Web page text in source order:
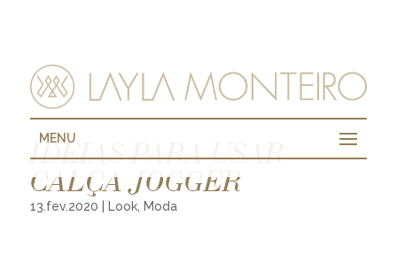
MENU
IDEIAS PARA USAR
CALÇA JOGGER
13.fev.2020 Look, Moda